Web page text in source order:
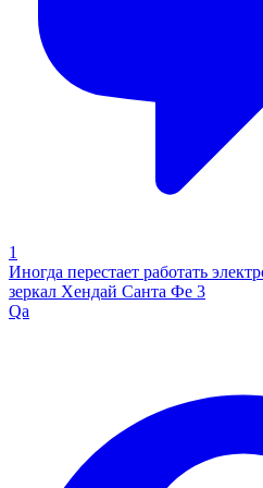
1
Иногда перестает работать
зеркал Хендай Санта Фе 3
Qa